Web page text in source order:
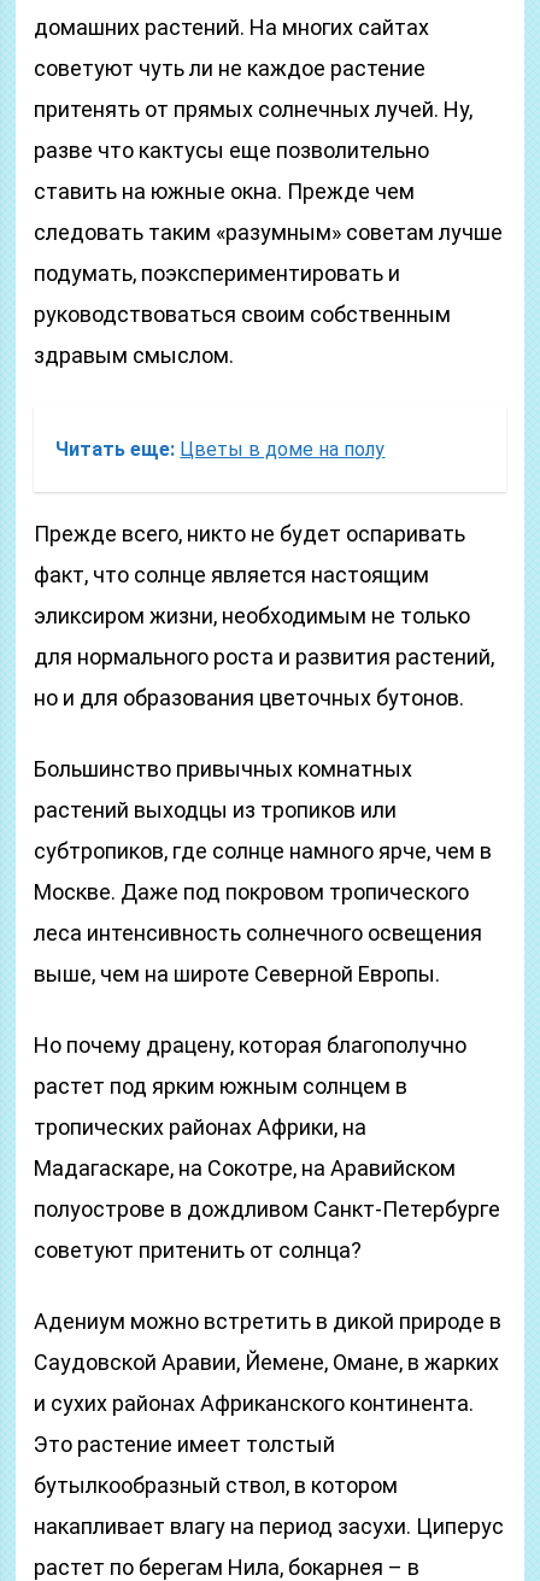
домашних растений. На многих сайтах
советуют чуть ли не каждое растение
притенять от прямых солнечных лучей. Ну,
разве что кактусы еще позволительно
ставить на южные окна. Прежде чем
следовать таким «разумным» советам лучше
подумать, поэкспериментировать и
руководствоваться своим собственным
здравым смыслом.
Читать еще: Цветы в доме на полу
Прежде всего, никто не будет оспаривать
факт, что солнце является настоящим
эликсиром жизни, необходимым не только
для нормального роста и развития растений,
но и для образования цветочных бутонов.
Большинство привычных комнатных
растений выходцы из тропиков или
субтропиков, где солнце намного ярче, чем в
Москве. Даже под покровом тропического
леса интенсивность солнечного освещения
выше, чем на широте Северной Европы.
Но почему драцену, которая благополучно
растет под ярким южным солнцем в
тропических районах Африки, на
Мадагаскаре, на Сокотре, на Аравийском
полуострове в дождливом Санкт-Петербурге
советуют притенить от солнца?
Адениум можно встретить в дикой природе в
Саудовской Аравии, Йемене, Омане, в жарких
и сухих районах Африканского континента.
Это растение имеет толстый
бутылкообразный ствол, в котором
накапливает влагу на период засухи. Циперус
растет по берегам Нила, бокарнея – в